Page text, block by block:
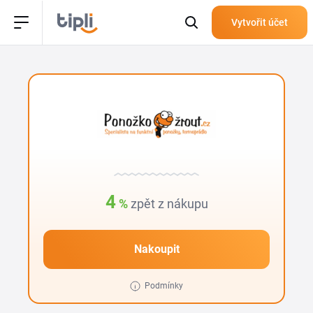
Vytvořit účet
4 % zpět z nákupu
Nakoupit
Podmínky